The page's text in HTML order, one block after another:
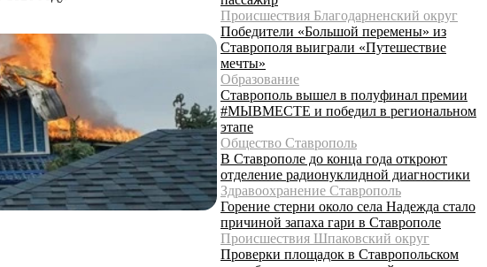
Происшествия Благодарненский округ
Победители «Большой перемены» из
Ставрополя выиграли «Путешествие
мечты»
Образование
Ставрополь вышел в полуфинал премии
#МЫВМЕСТЕ и победил в региональном
этапе
Общество Ставрополь
В Ставрополе до конца года откроют
отделение радионуклидной диагностики
Здравоохранение Ставрополь
Горение стерни около села Надежда стало
причиной запаха гари в Ставрополе
Происшествия Шпаковский округ
Проверки площадок в Ставропольском